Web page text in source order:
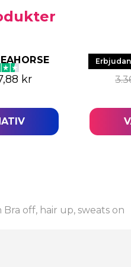
kr.
priset var:
krDet nuvarande
LED
Bra off, hair up, sweats on